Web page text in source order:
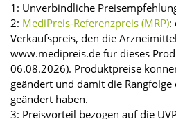
1: Unverbindliche
2: MediPreis-Referenzpreis (MRP):
Verkaufspreis, den die
www.medipreis.de für dieses
06.08.2026). Produktpreise
geändert und damit die
geändert haben.
3: Preisvorteil bezogen auf die